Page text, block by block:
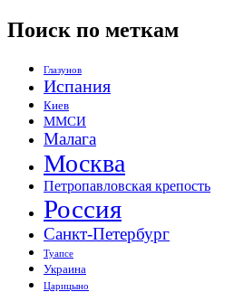
Поиск по меткам
Глазунов
Испания
Киев
ММСИ
Малага
Москва
Петропавловская крепость
Россия
Санкт-Петербург
Туапсе
Украина
Царицыно